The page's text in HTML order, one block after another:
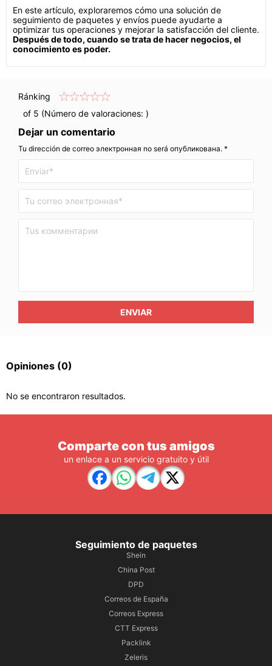
En este artículo, exploraremos cómo una solución de
seguimiento de paquetes y envíos puede ayudarte a
optimizar tus operaciones y mejorar la satisfacción del cliente.
Después de todo, cuando se trata de hacer negocios, el
conocimiento es poder.
Ránking
of 5 (Número de valoraciones: )
Dejar un comentario
Tu dirección de correo электронная no será опубликована. *
ENVIAR
Opiniones (0)
No se encontraron resultados.
Comparte con tus amigos
un enlace a un servicio gratuito y útil
Seguimiento de paquetes
Shein
China Post
DPD
Correos de España
Correos Express
CTT Express
Packlink
Zeleris